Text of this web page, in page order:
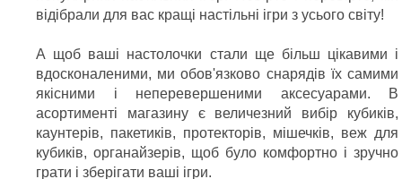
відібрали для вас кращі настільні ігри з усього світу!
А щоб ваші настолочки стали ще більш цікавими і
вдосконаленими, ми обов'язково снарядів їх самими
якісними і неперевершеними аксесуарами. В
асортименті магазину є величезний вибір кубиків,
каунтерів, пакетиків, протекторів, мішечків, веж для
кубиків, органайзерів, щоб було комфортно і зручно
грати і зберігати ваші ігри.